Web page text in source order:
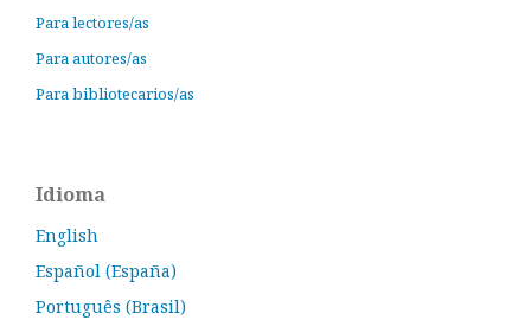
Para lectores/as
Para autores/as
Para bibliotecarios/as
Idioma
English
Español (España)
Português (Brasil)